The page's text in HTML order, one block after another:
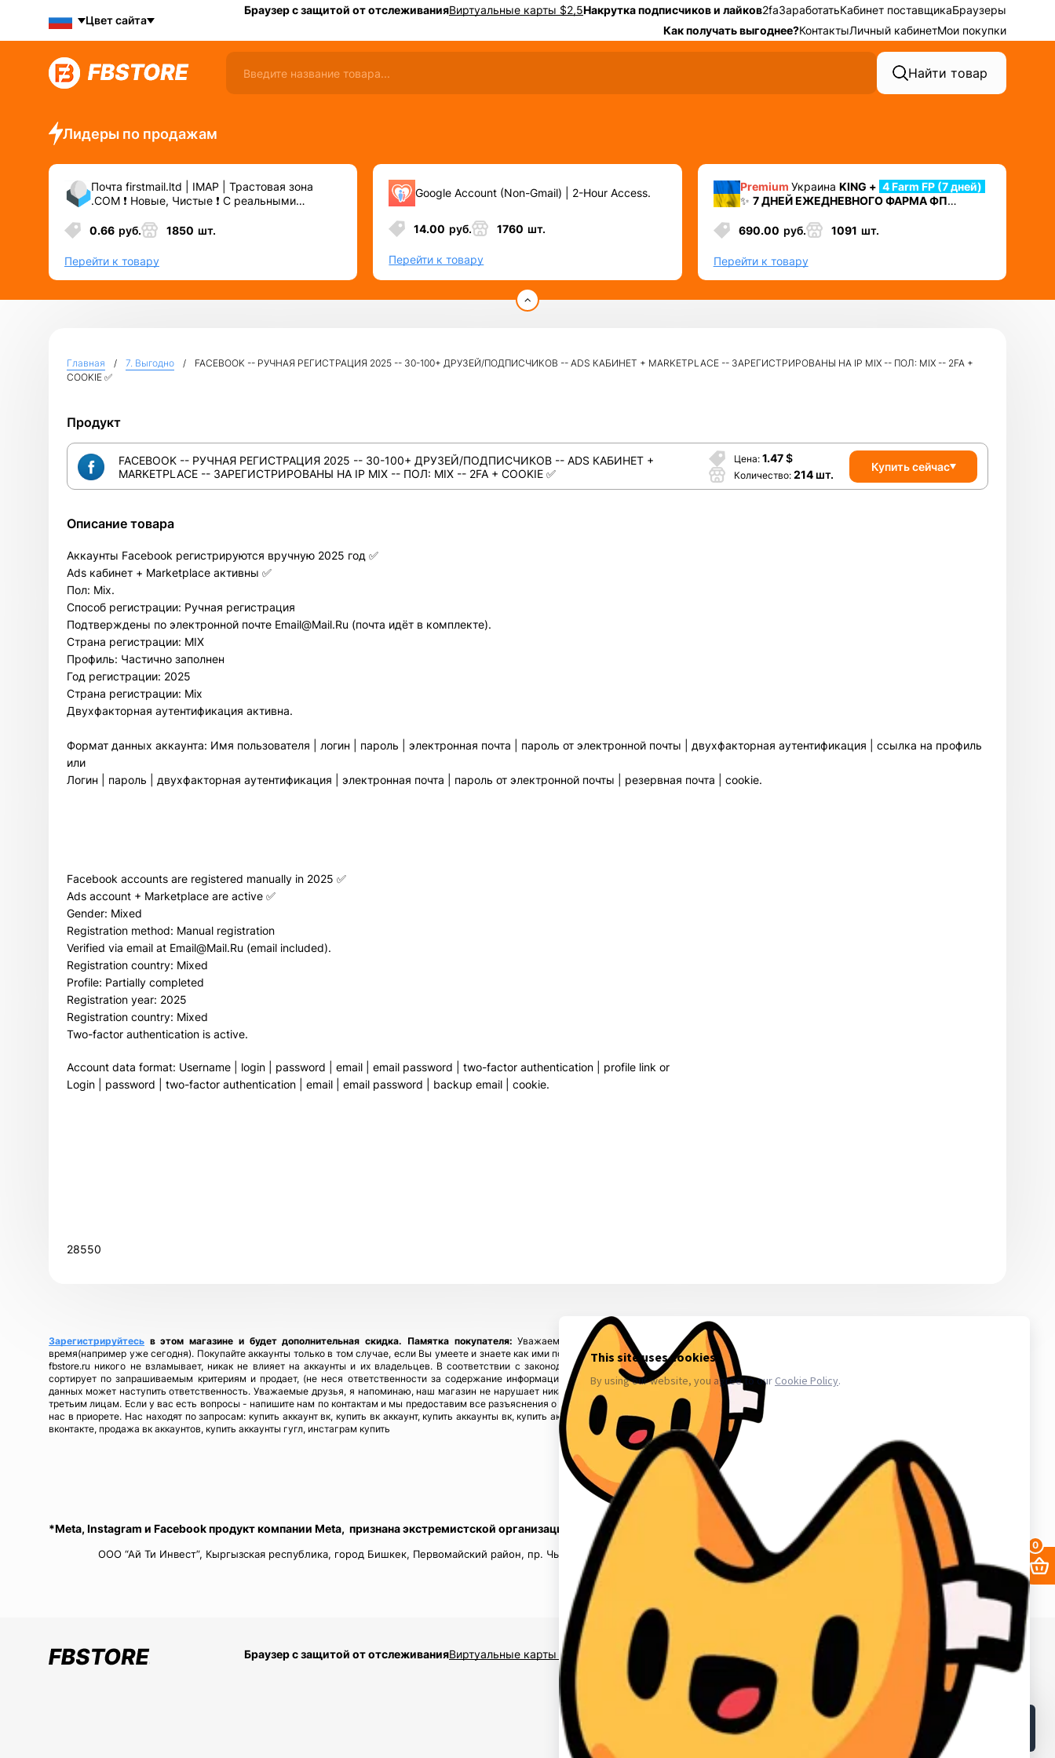
Цвет сайта
Браузер с защитой от отслеживанияВиртуальные карты $2,5Накрутка подписчиков и лайков2faЗаработатьКабинет поставщикаБраузеры
Как получать выгоднее?КонтактыЛичный кабинетМои покупки
Найти товар
Лидеры по продажам
Почта firstmail.ltd | IMAP | Трастовая зона
.COM ❗️ Новые, Чистые ❗️ С реальными
прочих сервисов\соц.сетей.
0.66 руб. 1850 шт.
Перейти к товару
Google Account (Non-Gmail) | 2-Hour Access.
14.00 руб. 1760 шт.
Перейти к товару
Premium Украина KING + 4 Farm FP (7 дней)
✨ 7 ДНЕЙ ЕЖЕДНЕВНОГО ФАРМА ФП
Token EAAB
работы в долгую
690.00 руб. 1091 шт.
Перейти к товару
Главная 7. Выгодно
FACEBOOK -- РУЧНАЯ РЕГИСТРАЦИЯ 2025 -- 30-100+ ДРУЗЕЙ/ПОДПИСЧИКОВ -- ADS КАБИНЕТ + MARKETPLACE -- ЗАРЕГИСТРИРОВАНЫ НА IP MIX -- ПОЛ: MIX -- 2FA +
COOKIE ✅
Продукт
FACEBOOK -- РУЧНАЯ РЕГИСТРАЦИЯ 2025 -- 30-100+ ДРУЗЕЙ/ПОДПИСЧИКОВ -- ADS КАБИНЕТ +
MARKETPLACE -- ЗАРЕГИСТРИРОВАНЫ НА IP MIX -- ПОЛ: MIX -- 2FA + COOKIE ✅
Цена 1.47$
Количество 214 шт.
Купить сейчас
Описание товара
Аккаунты Facebook регистрируются вручную 2025 год ✅
Ads кабинет + Marketplace активны ✅
Пол: Mix.
Способ регистрации: Ручная регистрация
Подтверждены по электронной почте Email@Mail.Ru (почта идёт в комплекте).
Страна регистрации: MIX
Профиль: Частично заполнен
Год регистрации: 2025
Страна регистрации: Mix
Двухфакторная аутентификация активна.
Формат данных аккаунта: Имя пользователя | логин | пароль | электронная почта | пароль от электронной почты | двухфакторная аутентификация | ссылка на профиль
или
Логин | пароль | двухфакторная аутентификация | электронная почта | пароль от электронной почты | резервная почта | cookie.
Facebook accounts are registered manually in 2025 ✅
Ads account + Marketplace are active ✅
Gender: Mixed
Registration method: Manual registration
Verified via email at Email@Mail.Ru (email included).
Registration country: Mixed
Profile: Partially completed
Registration year: 2025
Registration country: Mixed
Two-factor authentication is active.
Account data format: Username | login | password | email | email password | two-factor authentication | profile link or
Login | password | two-factor authentication | email | email password | backup email | cookie.
28550
Зарегистрируйтесь в этом магазине и будет дополнительная скидка. Памятка покупателя:Уважаемые покупатели, приобретайте то количество, которое сможете использовать в ближайшее
время(например уже сегодня). Покупайте аккаунты только в том случае, если Вы умеете и знаете как ими пользоваться! Если у Вас возникают проблемы с аккаунтами - обратитесь в поддержку. Магазин
fbstore.ru никого не взламывает, никак не влияет на аккаунты и их владельцев. В соответствии с законодательством! Магазин fbstore.ru в свою очередь, покупает услуги информационного доступа,
сортирует по запрашиваемым критериям и продает, (не неся ответственности за содержание информации), предупреждая, что в случае уничтожения, блокирования, модификации либо копировании
данных может наступить ответственность. Уважаемые друзья, я напоминаю, наш магазин не нарушает никаких законов и не каких прав третьих лиц. Весь товар который мы предлагаем не принадлежит
третьим лицам. Если у вас есть вопросы - напишите нам по контактам и мы предоставим все разъяснения о происхождении товаров. Мы уважаем закон и стабильность в работе нас и наших клиентов для
нас в приорете. Нас находят по запросам: купить аккаунт вк, купить вк аккаунт, купить аккаунты вк, купить аккаунты инстаграм, купить аккаунт в вк, биржа аккаунтов, аккаунты инстаграм, купить аккаунты
вконтакте, продажа вк аккаунтов, купить аккаунты гугл, инстаграм купить
*Meta, Instagram и Facebook продукт компании Meta, признана экстремистской организацией в России.
ООО “Ай Ти Инвест”, Кыргызская республика, город Бишкек, Первомайский район, пр. Чынгыз Айтматов, д.16, кв.68. ИНН в Кыргызской республике: 02405202310226.
Браузер с защитой от отслеживанияВиртуальные карты $2,5 Накрутка подписчиков и лайков Заработать Кабинет поставщикаБраузеры
Как получать выгоднее?Контакты
Поддержка магазина
0